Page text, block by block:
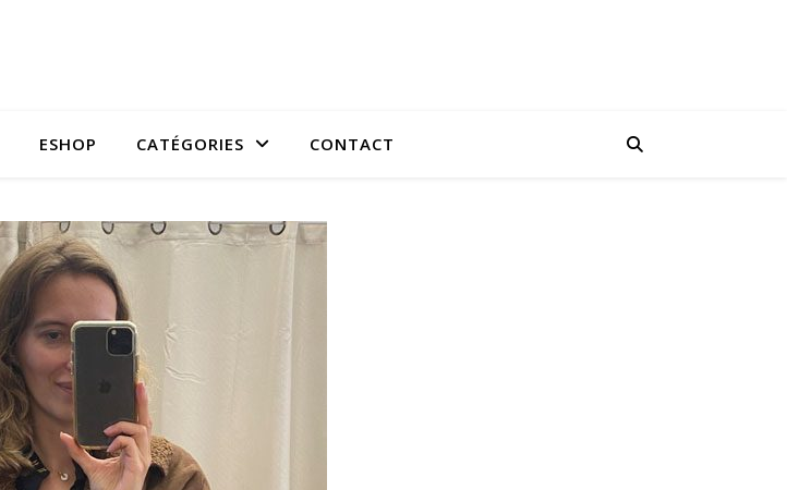
ESHOP CATÉGORIES CONTACT